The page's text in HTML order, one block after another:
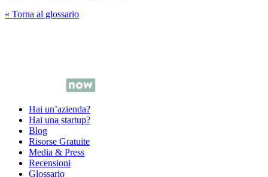
« Torna al glossario
Hai un’azienda?
Hai una startup?
Blog
Risorse Gratuite
Media & Press
Recensioni
Glossario